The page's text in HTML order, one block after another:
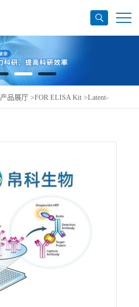
产品展厅 >FOR ELISA Kit >Latent-